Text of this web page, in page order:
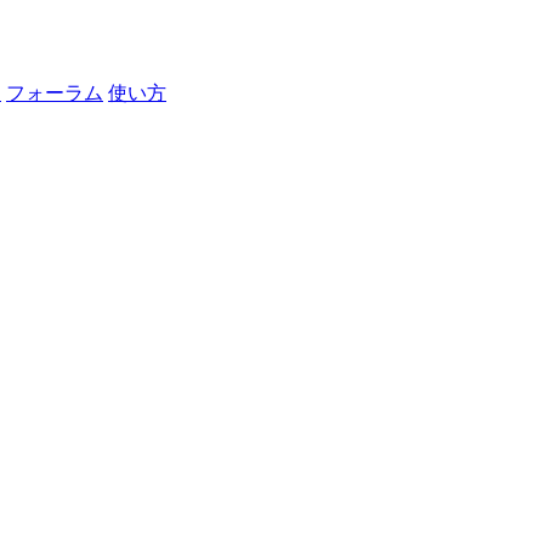
フォーラム 使い方